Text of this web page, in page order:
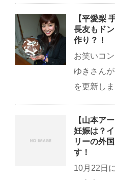
【平愛梨
長友もド
作り？！
お笑いコ
ゆきさん
を更新しま
【山本ア
妊娠は？
リーの外
す！
10月22日